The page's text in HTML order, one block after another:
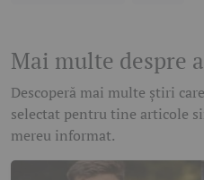
Mai multe despre
Descoperă mai multe știri
selectat pentru tine articole
mereu informat.